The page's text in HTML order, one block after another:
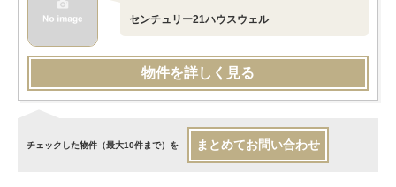
センチュリー21ハウスウェル
物件を詳しく見る
チェックした物件（最大10件まで）を まとめてお問い合わせ